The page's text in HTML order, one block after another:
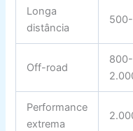
Longa
distância
Off-road
800-
Performance
extrema